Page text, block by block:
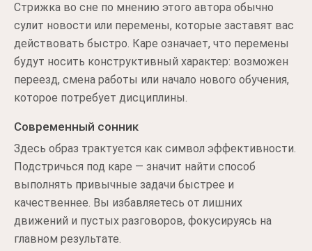
Стрижка во сне по мнению этого автора обычно
сулит новости или перемены, которые заставят вас
действовать быстро. Каре означает, что перемены
будут носить конструктивный характер: возможен
переезд, смена работы или начало нового обучения,
которое потребует дисциплины.
Современный сонник
Здесь образ трактуется как символ эффективности.
Подстричься под каре — значит найти способ
выполнять привычные задачи быстрее и
качественнее. Вы избавляетесь от лишних
движений и пустых разговоров, фокусируясь на
главном результате.